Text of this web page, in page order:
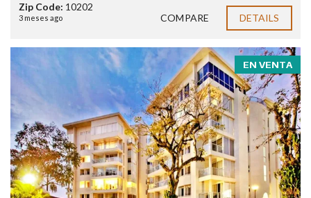
Zip Code: 10202
3 meses ago COMPARE DETAILS
EN VENTA